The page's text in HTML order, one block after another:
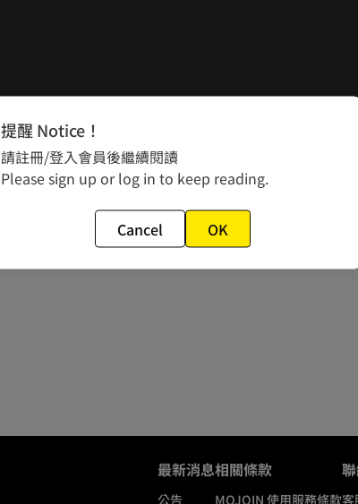
最新消息
公告
相關條款
MOJOIN 使用服務條款客
提醒 Notice！
請註冊/登入會員後繼續閱讀
Please sign up or log in to keep reading.
Cancel OK